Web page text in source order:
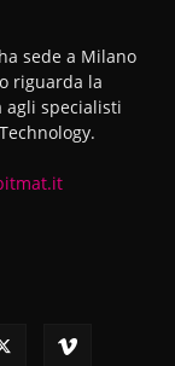
sede a Milano
riguarda la
agli specialisti